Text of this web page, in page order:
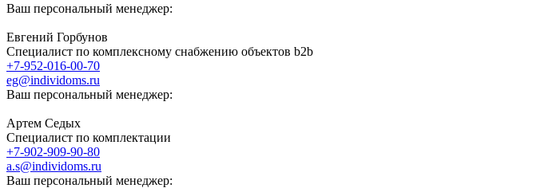
Ваш персональный менеджер:
Евгений Горбунов
Специалист по комплексному снабжению объектов b2b
+7-952-016-00-70
eg@individoms.ru
Ваш персональный менеджер:
Артем Седых
Специалист по комплектации
+7-902-909-90-80
a.s@individoms.ru
Ваш персональный менеджер: